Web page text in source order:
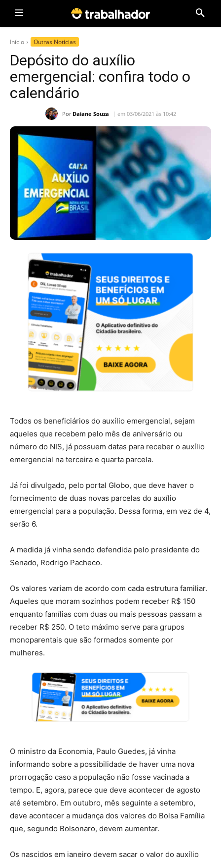
Início Outras Notícias
Depósito do auxílio
emergencial: confira todo o
calendário
Por Daiane Souza em 03/06/2021 às 10:42
Todos os beneficiários do auxílio emergencial, sejam
aqueles que recebem pelo mês de aniversário ou
número do NIS, já possuem datas para receber o auxílio
emergencial na terceira e quarta parcela.
Já foi divulgado, pelo portal Globo, que deve haver o
fornecimento de duas novas parcelas do auxílio
emergencial para a população. Dessa forma, em vez de 4,
serão 6.
A medida já vinha sendo defendida pelo presidente do
Senado, Rodrigo Pacheco.
Os valores variam de acordo com cada estrutura familiar.
Aqueles que moram sozinhos podem receber R$ 150
enquanto famílias com duas ou mais pessoas passam a
receber R$ 250. O teto máximo serve para grupos
monoparentais que são formados somente por
mulheres.
O ministro da Economia, Paulo Guedes, já vinha
informando sobre a possibilidade de haver uma nova
prorrogação caso a população não fosse vacinada a
tempo. E, agora, parece que deve acontecer de agosto
até setembro. Em outubro, mês seguinte a setembro,
deve acontecer a mudança dos valores do Bolsa Família
que, segundo Bolsonaro, devem aumentar.
Os nascidos em janeiro devem sacar o valor do auxílio